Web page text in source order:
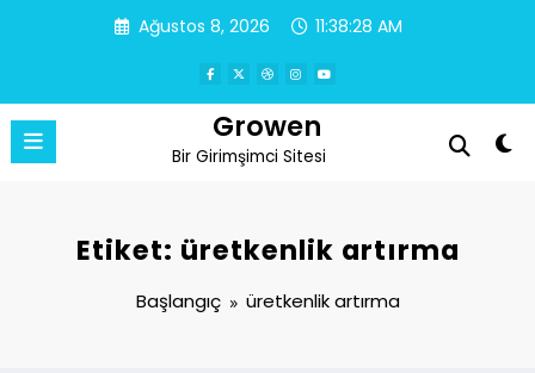
Ağustos 8, 2026 11:38:28 AM
Growen
Bir Girimşimci Sitesi
Etiket: üretkenlik artırma
Başlangıç üretkenlik artırma